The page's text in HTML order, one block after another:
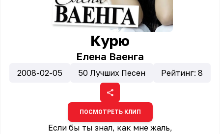
Курю
Елена Ваенга
2008-02-05 50 Лучших Песен Рейтинг: 8
ПОСМОТРЕТЬ КЛИП
Если бы ты знал, как мне жаль,